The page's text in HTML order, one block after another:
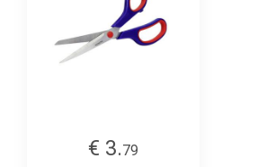
€ 3.79